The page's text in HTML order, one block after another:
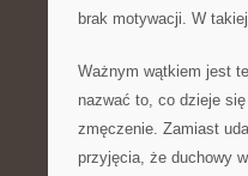
brak motywacji. W
Ważnym wątkiem jest
nazwać to, co dzieje
zmęczenie. Zamiast
przyjęcia, że duchowy